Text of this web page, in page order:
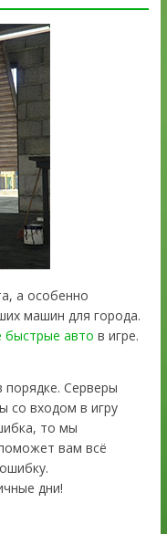
а особенно
машин для города.
быстрые авто в игре.
порядке. Серверы
со входом в игру
то мы
вам всё
дни!